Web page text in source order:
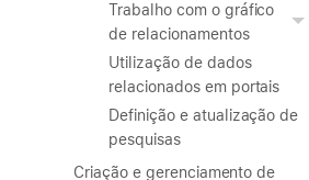
Trabalho com o gráfico
de relacionamentos
Utilização de dados
relacionados em portais
Definição e atualização de
pesquisas
Criação e gerenciamento de